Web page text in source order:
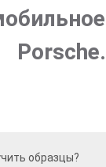
Porsche.
образцы?